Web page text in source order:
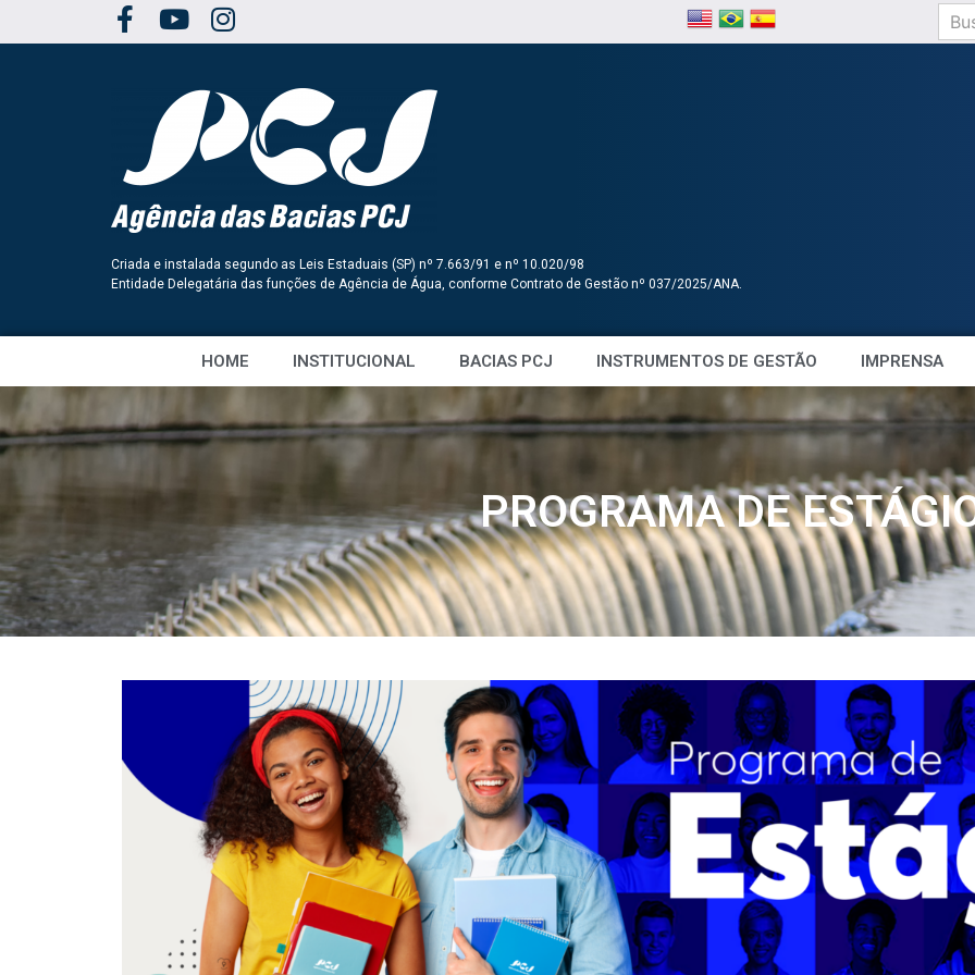
Criada e instalada segundo as Leis Estaduais (SP) nº 7.663/91 e nº 10.020/98
Entidade Delegatária das funções de Agência de Água, conforme Contrato de Gestão nº 037/2025/ANA.
HOME INSTITUCIONAL BACIAS PCJ INSTRUMENTOS DE GESTÃO IMPRENSA
PROGRAMA DE